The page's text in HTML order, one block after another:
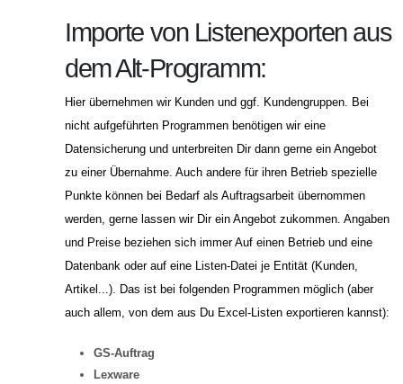
Importe von Listenexporten aus
dem Alt-Programm:
Hier übernehmen wir Kunden und ggf. Kundengruppen. Bei
nicht aufgeführten Programmen benötigen wir eine
Datensicherung und unterbreiten Dir dann gerne ein Angebot
zu einer Übernahme. Auch andere für ihren Betrieb spezielle
Punkte können bei Bedarf als Auftragsarbeit übernommen
werden, gerne lassen wir Dir ein Angebot zukommen. Angaben
und Preise beziehen sich immer Auf einen Betrieb und eine
Datenbank oder auf eine Listen-Datei je Entität (Kunden,
Artikel...). Das ist bei folgenden Programmen möglich (aber
auch allem, von dem aus Du Excel-Listen exportieren kannst):
GS-Auftrag
Lexware